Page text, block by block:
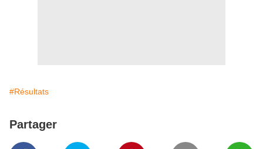
#Résultats
Partager